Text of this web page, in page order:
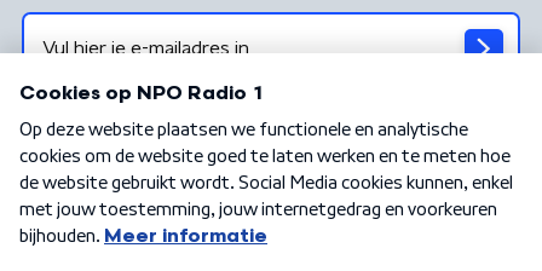
Algemene voorwaarden